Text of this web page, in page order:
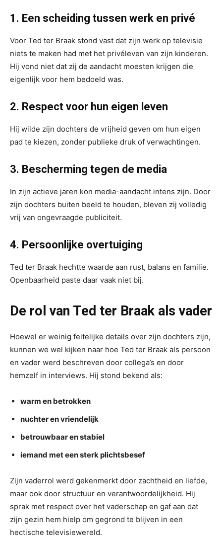
1. Een scheiding tussen werk en privé
Voor Ted ter Braak stond vast dat zijn werk op televisie
niets te maken had met het privéleven van zijn kinderen.
Hij vond niet dat zij de aandacht moesten krijgen die
eigenlijk voor hem bedoeld was.
2. Respect voor hun eigen leven
Hij wilde zijn dochters de vrijheid geven om hun eigen
pad te kiezen, zonder publieke druk of verwachtingen.
3. Bescherming tegen de media
In zijn actieve jaren kon media-aandacht intens zijn. Door
zijn dochters buiten beeld te houden, bleven zij volledig
vrij van ongevraagde publiciteit.
4. Persoonlijke overtuiging
Ted ter Braak hechtte waarde aan rust, balans en familie.
Openbaarheid paste daar vaak niet bij.
De rol van Ted ter Braak als vader
Hoewel er weinig feitelijke details over zijn dochters zijn,
kunnen we wel kijken naar hoe Ted ter Braak als persoon
en vader werd beschreven door collega’s en door
hemzelf in interviews. Hij stond bekend als:
warm en betrokken
nuchter en vriendelijk
betrouwbaar en stabiel
iemand met een sterk plichtsbesef
Zijn vaderrol werd gekenmerkt door zachtheid en liefde,
maar ook door structuur en verantwoordelijkheid. Hij
sprak met respect over het vaderschap en gaf aan dat
zijn gezin hem hielp om gegrond te blijven in een
hectische televisiewereld.